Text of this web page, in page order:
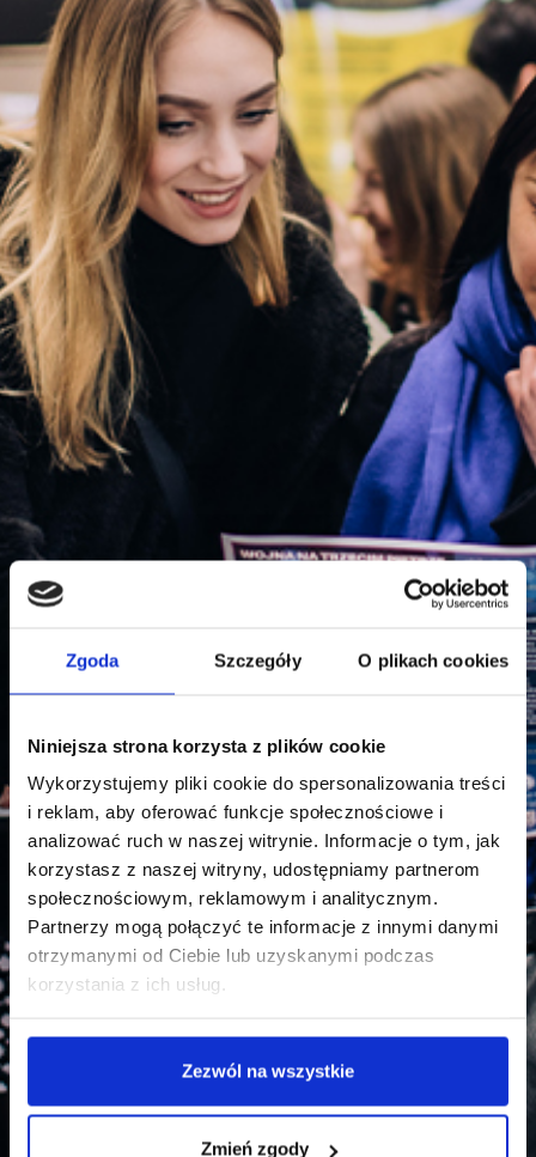
Zgoda Szczegóły O plikach cookies
Niniejsza strona korzysta z plików cookie
Wykorzystujemy pliki cookie do spersonalizowania treści
i reklam, aby oferować funkcje społecznościowe i
analizować ruch w naszej witrynie. Informacje o tym, jak
korzystasz z naszej witryny, udostępniamy partnerom
społecznościowym, reklamowym i analitycznym.
Partnerzy mogą połączyć te informacje z innymi danymi
otrzymanymi od Ciebie lub uzyskanymi podczas
korzystania z ich usług.
Zezwól na wszystkie
Zmień zgody
Bezpieczeństwo
wewnętrzne -
harmonogram przyjęć na